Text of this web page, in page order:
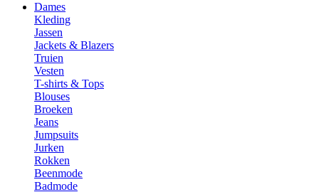
Dames
Kleding
Jassen
Jackets & Blazers
Truien
Vesten
T-shirts & Tops
Blouses
Broeken
Jeans
Jumpsuits
Jurken
Rokken
Beenmode
Badmode